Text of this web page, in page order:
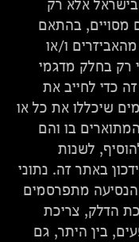
אלא רק
מסויים, בהתאם
ו/או
רק בחלק מדגמי
כדי לחייב את
שיכללו את כל או
בו והם
לשנות
באתר זה. נתוני
מתפרסמים
הדלק, צריכת
בין היתר, גם